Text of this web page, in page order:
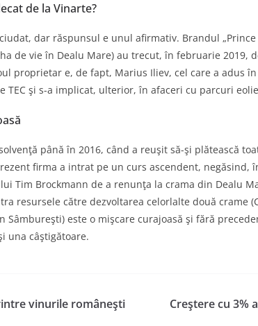
de la Vinarte?
dar răspunsul e unul afirmativ. Brandul
de vie în Dealu Mare) au trecut, în februarie 2019,
proprietar e, de fapt, Marius Iliev, cel care a adus
TEC şi s-a implicat, ulterior, în afaceri cu parcuri
până în 2016, când a reuşit să-şi plătească
firma a intrat pe un curs ascendent, negăsind,
Tim Brockmann de a renunţa la crama din Dealu
resursele către dezvoltarea celorlalte două crame
Sâmbureşti) este o mişcare curajoasă şi fără
una câştigătoare.
vinurile româneşti Creştere cu 3%